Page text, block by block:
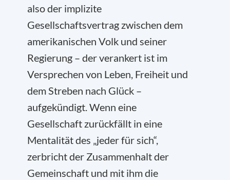
also der implizite
Gesellschaftsvertrag zwischen dem
amerikanischen Volk und seiner
Regierung – der verankert ist im
Versprechen von Leben, Freiheit und
dem Streben nach Glück –
aufgekündigt. Wenn eine
Gesellschaft zurückfällt in eine
Mentalität des „jeder für sich“,
zerbricht der Zusammenhalt der
Gemeinschaft und mit ihm die